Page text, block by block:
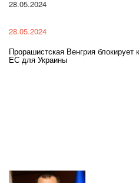
крупный пакет военной помощи